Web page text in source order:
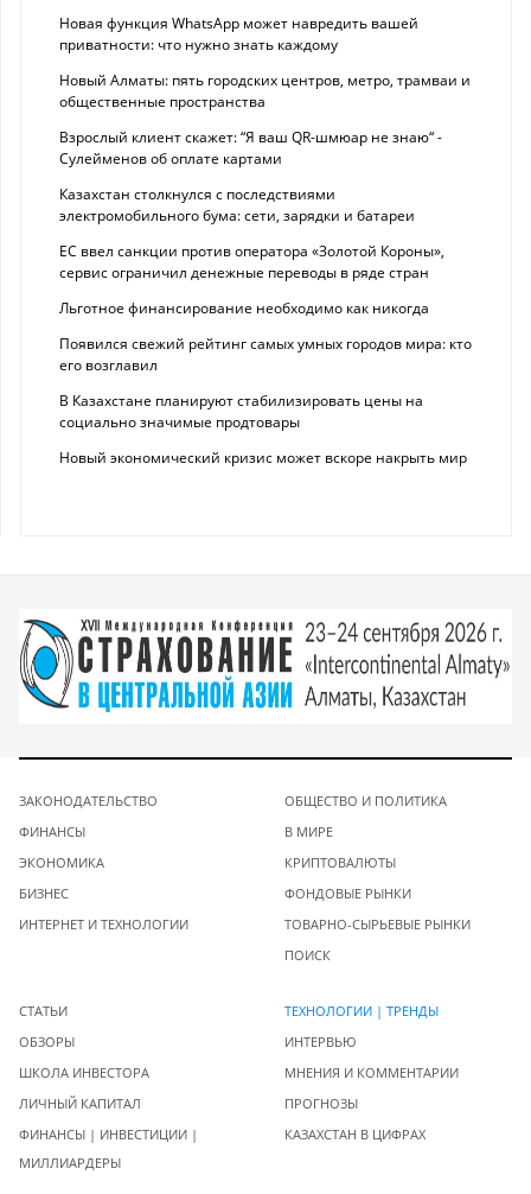
Новая функция WhatsApp может навредить вашей
приватности: что нужно знать каждому
Новый Алматы: пять городских центров, метро, трамваи и
общественные пространства
Взрослый клиент скажет: “Я ваш QR-шмюар не знаю“ -
Сулейменов об оплате картами
Казахстан столкнулся с последствиями
электромобильного бума: сети, зарядки и батареи
ЕС ввел санкции против оператора «Золотой Короны»,
сервис ограничил денежные переводы в ряде стран
Льготное финансирование необходимо как никогда
Появился свежий рейтинг самых умных городов мира: кто
его возглавил
В Казахстане планируют стабилизировать цены на
социально значимые продтовары
Новый экономический кризис может вскоре накрыть мир
ЗАКОНОДАТЕЛЬСТВО
ФИНАНСЫ
ЭКОНОМИКА
БИЗНЕС
ИНТЕРНЕТ И ТЕХНОЛОГИИ
ОБЩЕСТВО И ПОЛИТИКА
В МИРЕ
КРИПТОВАЛЮТЫ
ФОНДОВЫЕ РЫНКИ
ТОВАРНО-СЫРЬЕВЫЕ РЫНКИ
ПОИСК
СТАТЬИ
ОБЗОРЫ
ШКОЛА ИНВЕСТОРА
ЛИЧНЫЙ КАПИТАЛ
ФИНАНСЫ | ИНВЕСТИЦИИ |
МИЛЛИАРДЕРЫ
ТЕХНОЛОГИИ | ТРЕНДЫ
ИНТЕРВЬЮ
МНЕНИЯ И КОММЕНТАРИИ
ПРОГНОЗЫ
КАЗАХСТАН В ЦИФРАХ